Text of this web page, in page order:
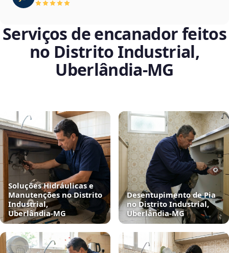
Serviços de encanador feitos
no Distrito Industrial,
Uberlândia‑MG
Soluções Hidráulicas e
Manutenções no Distrito
Industrial,
Uberlândia‑MG
Desentupimento de Pia
no Distrito Industrial,
Uberlândia‑MG